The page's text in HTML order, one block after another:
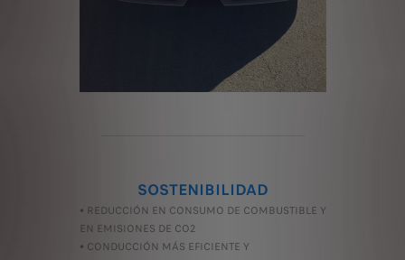
SOSTENIBILIDAD
• REDUCCIÓN EN CONSUMO DE COMBUSTIBLE Y
EN EMISIONES DE CO2
• CONDUCCIÓN MÁS EFICIENTE Y